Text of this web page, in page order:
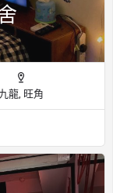
九龍, 旺角